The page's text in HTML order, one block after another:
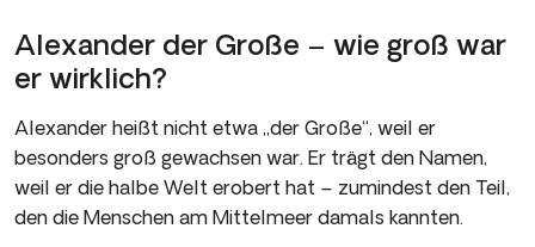
Alexander der Große – wie groß war
er wirklich?
Alexander heißt nicht etwa „der Große“, weil er
besonders groß gewachsen war. Er trägt den Namen,
weil er die halbe Welt erobert hat – zumindest den Teil,
den die Menschen am Mittelmeer damals kannten.